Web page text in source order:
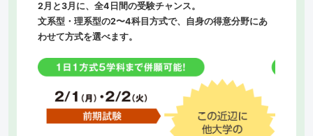
2月と3月に、全4日間の受験チャンス。
文系型・理系型の2〜4科目方式で、自身の得意分野にあ
わせて方式を選べます。